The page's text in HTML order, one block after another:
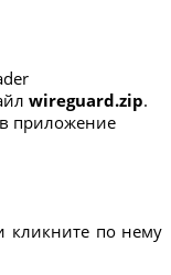
wireguard.zip.
приложение
кликните по нему